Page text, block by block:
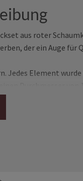
aus roter
der ein Auge für
Jedes Element
da sie nicht